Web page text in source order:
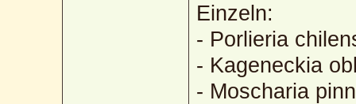
Einzeln:
- Porlieria
- Kageneckia
- Moscharia